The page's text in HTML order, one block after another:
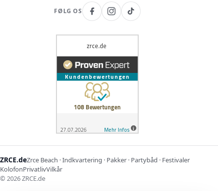
FØLG OS
ZRCE.deZrce Beach · Indkvartering · Pakker · Partybåd · Festivaler
KolofonPrivatlivVilkår
© 2026ZRCE.de